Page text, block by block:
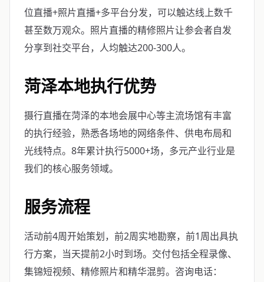
位直播+照片直播+多平台分发，可以触达线上数千
甚至数万观众。照片直播的精修照片让参会者自发
分享到社交平台，人均触达200-300人。
菏泽本地执行优势
摄行直播在菏泽的本地会展中心等主流场馆有丰富
的执行经验，熟悉各场地的网络条件、供电布局和
光线特点。8年累计执行5000+场，多元产业行业是
我们的核心服务领域。
服务流程
活动前4周开始策划，前2周实地勘察，前1周出具执
行方案，当天提前2小时到场。交付包括全程录像、
集锦短视频、精修照片和精华混剪。咨询电话：